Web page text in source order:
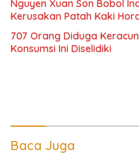
Nguyen Xuan Son Bobol
Kerusakan Patah Kaki
707 Orang Diduga
Konsumsi Ini Diselidiki
Baca Juga